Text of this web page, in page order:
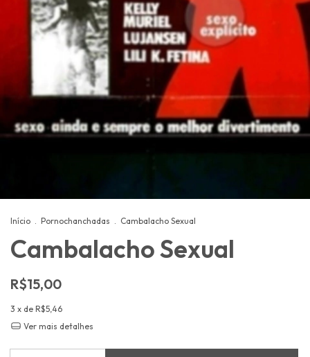
Início Pornochanchadas Cambalacho Sexual
Cambalacho Sexual
R$15,00
3 x de R$5,46
Ver mais detalhes